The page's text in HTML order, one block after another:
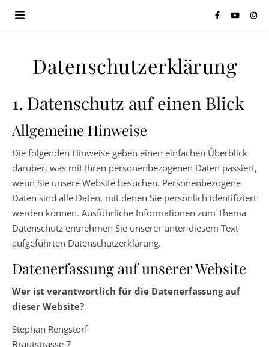
Datenschutzerklärung
1. Datenschutz auf einen Blick
Allgemeine Hinweise
Die folgenden Hinweise geben einen einfachen Überblick
darüber, was mit Ihren personenbezogenen Daten passiert,
wenn Sie unsere Website besuchen. Personenbezogene
Daten sind alle Daten, mit denen Sie persönlich identifiziert
werden können. Ausführliche Informationen zum Thema
Datenschutz entnehmen Sie unserer unter diesem Text
aufgeführten Datenschutzerklärung.
Datenerfassung auf unserer Website
Wer ist verantwortlich für die Datenerfassung auf
dieser Website?
Stephan Rengstorf
Brautstrasse 7